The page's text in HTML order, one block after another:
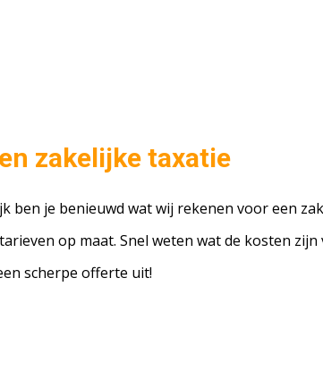
zakelijke taxatie
ben je benieuwd wat wij rekenen voor een
op maat. Snel weten wat de kosten
scherpe offerte uit!